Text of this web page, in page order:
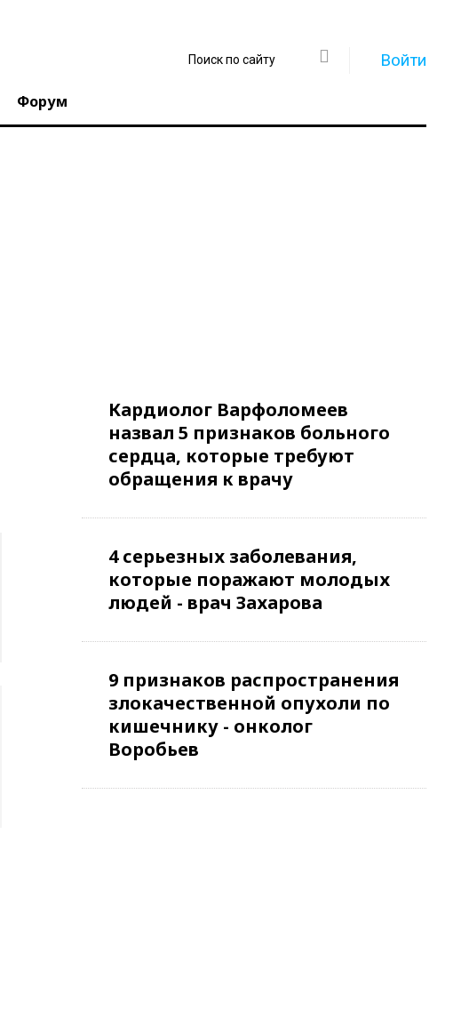
Войти
Форум
Кардиолог Варфоломеев
назвал 5 признаков больного
сердца, которые требуют
обращения к врачу
4 серьезных заболевания,
которые поражают молодых
людей - врач Захарова
9 признаков распространения
злокачественной опухоли по
кишечнику - онколог
Воробьев